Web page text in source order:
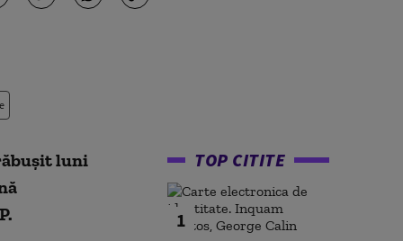
luni
TOP CITITE
1